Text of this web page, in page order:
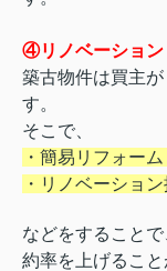
④リノベーション
築古物件は買主
す。
そこで、
・簡易リフォー
・リノベーショ
などをすること
約率を上げること